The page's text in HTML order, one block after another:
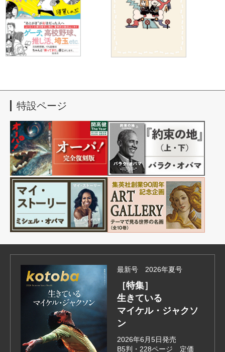
特設ページ
最新号 2026年夏号
［特集］
生きている
マイケル・ジャクソ
ン
2026年6月5日発売
B5判・228ページ 定価